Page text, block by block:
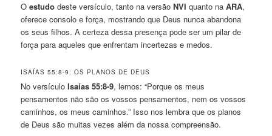
Oestudo deste versículo, tanto na versãoNVI quanto naARA,
oferece consolo e força, mostrando que Deus nunca abandona
os seus filhos. A certeza dessa presença pode ser um pilar de
força para aqueles que enfrentam incertezas e medos.
ISAÍAS 55:8-9: OS PLANOS DE DEUS
No versículoIsaías 55:8-9, lemos: “Porque os meus
pensamentos não são os vossos pensamentos, nem os vossos
caminhos, os meus caminhos.” Isso nos lembra que os planos
de Deus são muitas vezes além da nossa compreensão.